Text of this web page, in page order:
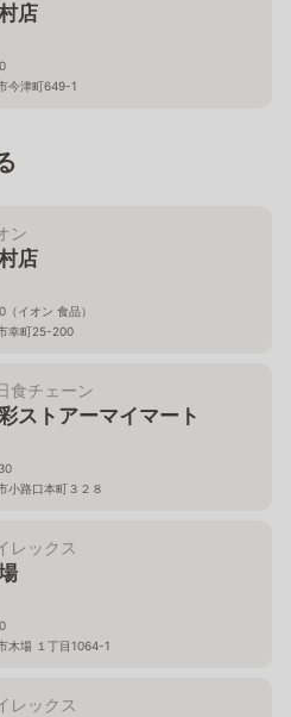
店
今津町649-1
ン
店
イオン 食品）
幸町25-200
食チェーン
ストアーマイマート
小路口本町３２８
レックス
木場 １丁目1064-1
レックス